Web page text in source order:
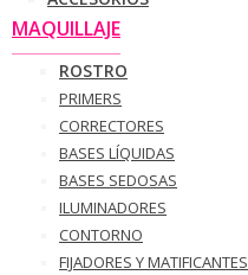
MAQUILLAJE
ROSTRO
PRIMERS
CORRECTORES
BASES LÍQUIDAS
BASES SEDOSAS
ILUMINADORES
CONTORNO
FIJADORES Y MATIFICANTES